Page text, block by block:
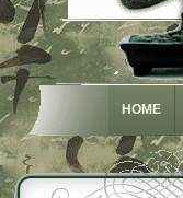
HOME